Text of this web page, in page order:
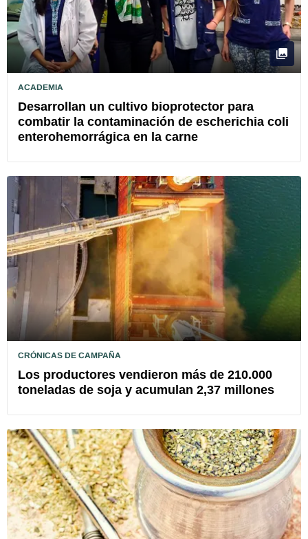
ACADEMIA
Desarrollan un cultivo bioprotector para
combatir la contaminación de escherichia coli
enterohemorrágica en la carne
CRÓNICAS DE CAMPAÑA
Los productores vendieron más de 210.000
toneladas de soja y acumulan 2,37 millones